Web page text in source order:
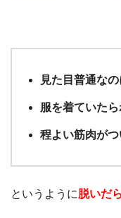
見た目普通な
服を着ていた
程よい筋肉が
というように脱いだ